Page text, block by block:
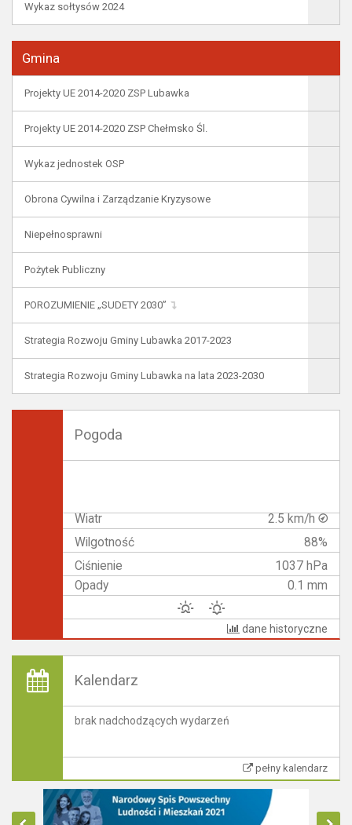
Wykaz sołtysów 2024
Gmina
Projekty UE 2014-2020 ZSP Lubawka
Projekty UE 2014-2020 ZSP Chełmsko Śl.
Wykaz jednostek OSP
Obrona Cywilna i Zarządzanie Kryzysowe
Niepełnosprawni
Pożytek Publiczny
POROZUMIENIE „SUDETY 2030”
Strategia Rozwoju Gminy Lubawka 2017-2023
Strategia Rozwoju Gminy Lubawka na lata 2023-2030
Pogoda
Wiatr
2.5 km/h
Wilgotność
88%
Ciśnienie
1037 hPa
Opady
0.1 mm
dane historyczne
Kalendarz
brak nadchodzących wydarzeń
pełny kalendarz